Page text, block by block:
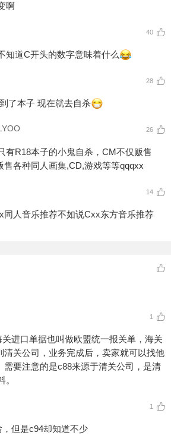
啊
40
知道C开头的数字意味着什么
28
了本子 现在就去自杀
26
有R18本子的小鬼自杀，CM不仅贩售
售各种同人画集,CD,游戏等等qqqxx
14
同人音乐推荐不如说Cxx东方音乐推荐
1
进口单据也叫做欧盟统一报关单，海关
清关公司，业务完成后，卖家就可以找他
需要注意的是c88来源于清关公司，是清
1
但是c94却知道不少